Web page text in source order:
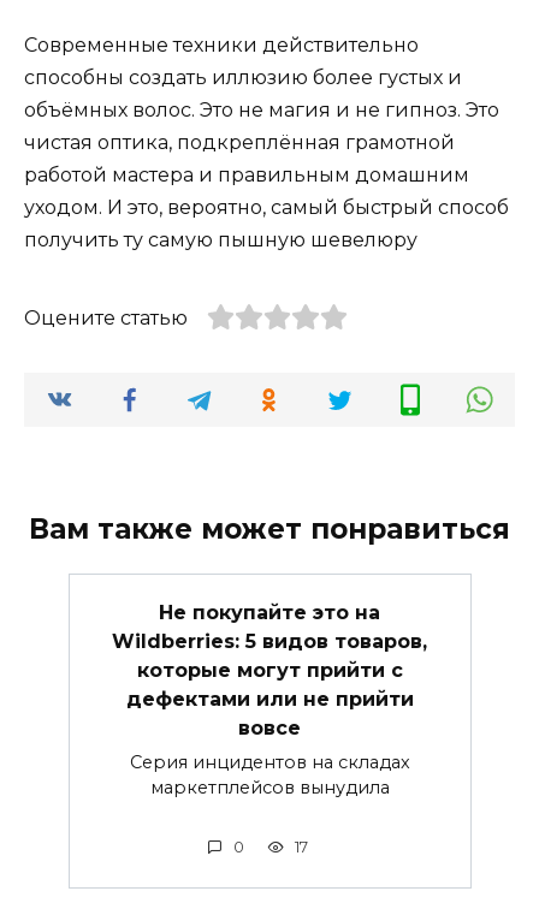
Современные техники действительно
способны создать иллюзию более густых и
объёмных волос. Это не магия и не гипноз. Это
чистая оптика, подкреплённая грамотной
работой мастера и правильным домашним
уходом. И это, вероятно, самый быстрый способ
получить ту самую пышную шевелюру
Оцените статью
Вам также может понравиться
Не покупайте это на
Wildberries: 5 видов товаров,
которые могут прийти с
дефектами или не прийти
вовсе
Серия инцидентов на складах
маркетплейсов вынудила
0 17